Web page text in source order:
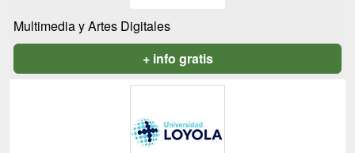
Multimedia y Artes Digitales
+ info gratis